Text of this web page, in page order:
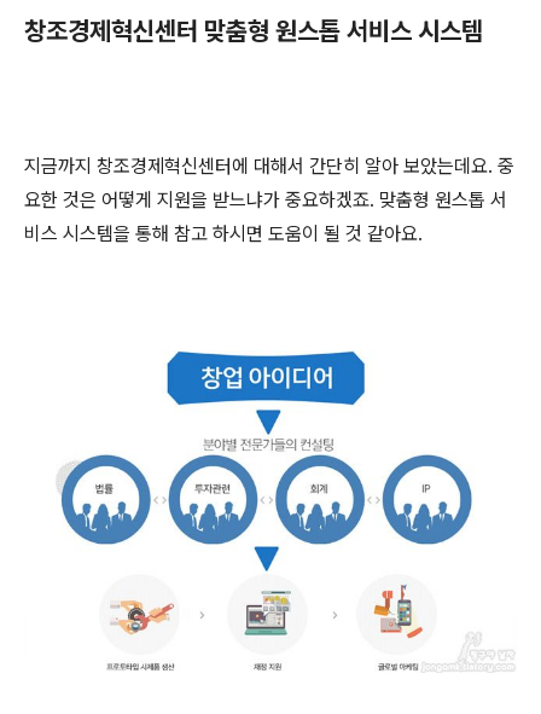
창조경제혁신센터 맞춤형 원스톱 서비스 시스템
지금까지 창조경제혁신센터에 대해서 간단히 알아 보았는데요. 중
요한 것은 어떻게 지원을 받느냐가 중요하겠죠. 맞춤형 원스톱 서
비스 시스템을 통해 참고 하시면 도움이 될 것 같아요.